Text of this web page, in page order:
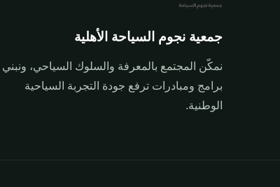
جمعية نجوم السياحة الأهلية
نمكّن المجتمع بالمعرفة والسلوك السياحي، ونبني
برامج ومبادرات ترفع جودة التجربة السياحية
الوطنية.